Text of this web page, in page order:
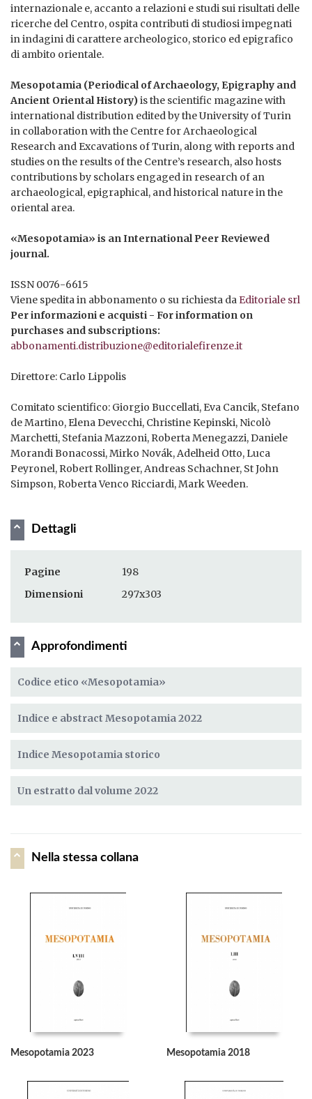
internazionale e, accanto a relazioni e studi sui risultati delle
ricerche del Centro, ospita contributi di studiosi impegnati
in indagini di carattere archeologico, storico ed epigrafico
di ambito orientale.
Mesopotamia (Periodical of Archaeology, Epigraphy and
Ancient Oriental History)is the scientific magazine with
international distribution edited by the University of Turin
in collaboration with the Centre for Archaeological
Research and Excavations of Turin, along with reports and
studies on the results of the Centre’s research, also hosts
contributions by scholars engaged in research of an
archaeological, epigraphical, and historical nature in the
oriental area.
«Mesopotamia» is an International Peer Reviewed
journal.
ISSN 0076-6615
Viene spedita in abbonamento o su richiesta da Editoriale srl
Per informazioni e acquisti - For information on
purchases and subscriptions:
abbonamenti.distribuzione@editorialefirenze.it
Direttore: Carlo Lippolis
Comitato scientifico: Giorgio Buccellati, Eva Cancik, Stefano
de Martino, Elena Devecchi, Christine Kepinski, Nicolò
Marchetti, Stefania Mazzoni, Roberta Menegazzi, Daniele
Morandi Bonacossi, Mirko Novák, Adelheid Otto, Luca
Peyronel, Robert Rollinger, Andreas Schachner, St John
Simpson, Roberta Venco Ricciardi, Mark Weeden.
Dettagli
Pagine
198
Dimensioni
297x303
Approfondimenti
Codice etico «Mesopotamia»
Indice e abstract Mesopotamia 2022
Indice Mesopotamia storico
Un estratto dal volume 2022
Nella stessa collana
Mesopotamia 2023 Mesopotamia 2018